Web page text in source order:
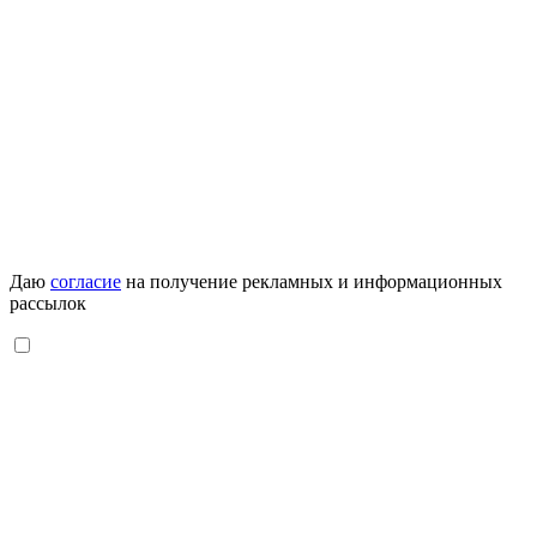
Даю согласие на получение рекламных и информационных
рассылок